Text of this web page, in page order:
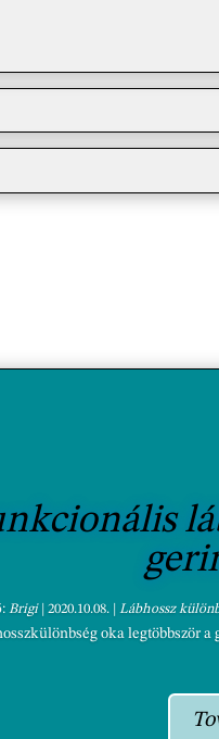
Brigi| 2020.10.08.| Lábhossz
oka legtöbbször